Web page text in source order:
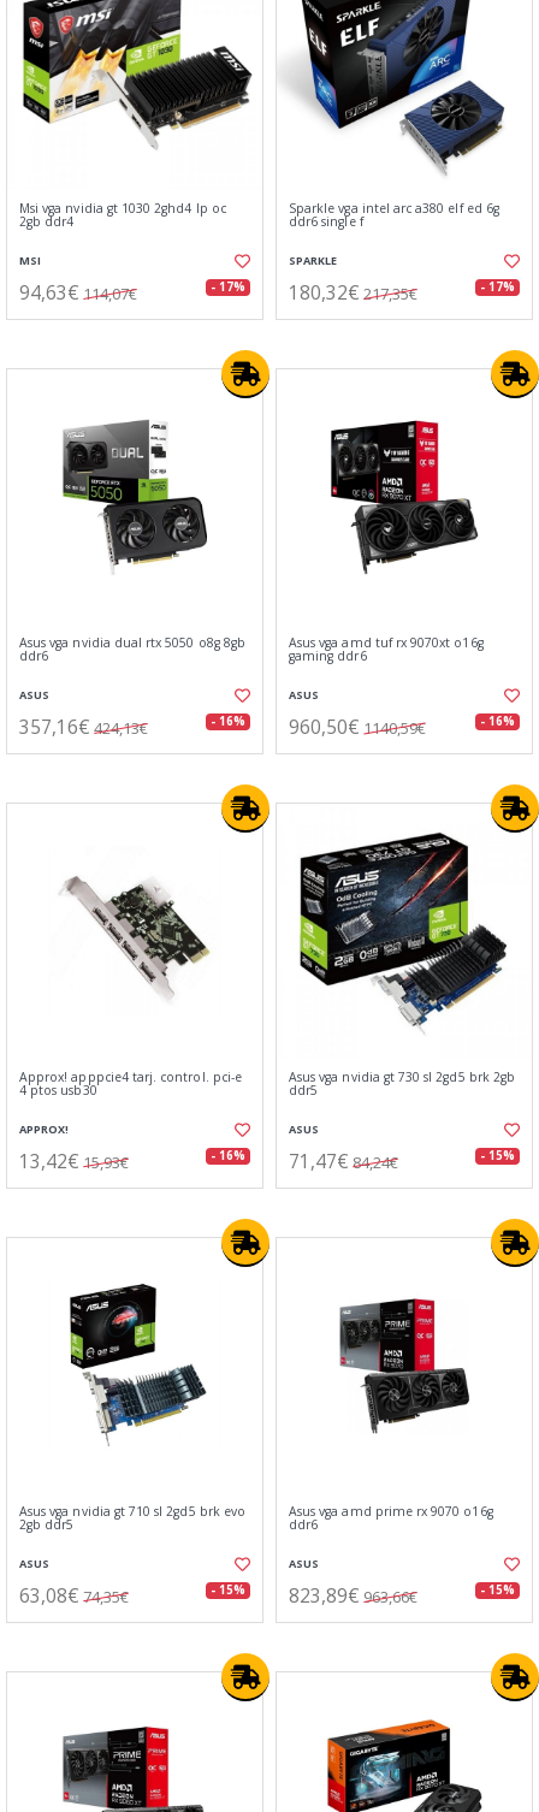
Msi vga nvidia gt 1030 2ghd4 lp oc
2gb ddr4
MSI
94,63€ 114,07€ - 17%
Sparkle vga intel arc a380 elf ed 6g
ddr6 single f
SPARKLE
180,32€ 217,35€ - 17%
Asus vga nvidia dual rtx 5050 o8g 8gb
ddr6
ASUS
357,16€ 424,13€ - 16%
Asus vga amd tuf rx 9070xt o16g
gaming ddr6
ASUS
960,50€ 1140,59€ - 16%
Approx! apppcie4 tarj. control. pci-e
4 ptos usb30
APPROX!
13,42€ 15,93€ - 16%
Asus vga nvidia gt 730 sl 2gd5 brk 2gb
ddr5
ASUS
71,47€ 84,24€ - 15%
Asus vga nvidia gt 710 sl 2gd5 brk evo
2gb ddr5
ASUS
63,08€ 74,35€ - 15%
Asus vga amd prime rx 9070 o16g
ddr6
ASUS
823,89€ 963,66€ - 15%